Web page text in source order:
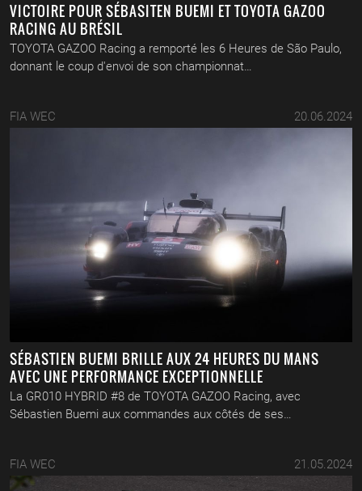
VICTOIRE POUR SÉBASITEN BUEMI ET TOYOTA GAZOO
RACING AU BRÉSIL
TOYOTA GAZOO Racing a remporté les 6 Heures de São Paulo,
donnant le coup d'envoi de son championnat…
FIA WEC 20.06.2024
SÉBASTIEN BUEMI BRILLE AUX 24 HEURES DU MANS
AVEC UNE PERFORMANCE EXCEPTIONNELLE
La GR010 HYBRID #8 de TOYOTA GAZOO Racing, avec
Sébastien Buemi aux commandes aux côtés de ses…
FIA WEC 21.05.2024